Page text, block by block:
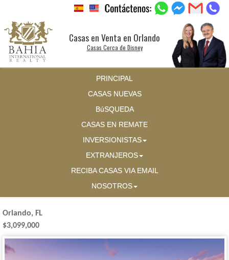
Casas en Venta en Orlando
Casas Cerca de Disney
PRINCIPAL
CASAS NUEVAS
BúSQUEDA
CASAS EN REMATE
INVERSIONISTAS
EXTRANJEROS
RECIBA CASAS VIA EMAIL
NOSOTROS
Orlando, FL
$3,099,000